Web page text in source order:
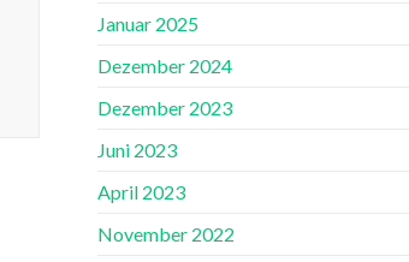
Januar 2025
Dezember 2024
Dezember 2023
Juni 2023
April 2023
November 2022